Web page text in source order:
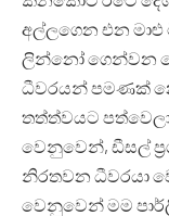
අල්ලගෙන එන
ලින්නෝ ගෙන්වන
ධීවරයන් පමණක්
තත්ත්වයට
වෙනුවෙන්, ඩීසල්
නිරතවන ධීවරයා
වෙනුවෙන් මම